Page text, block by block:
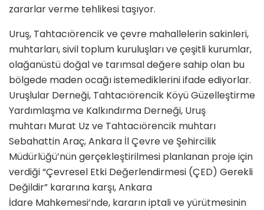
zararlar verme tehlikesi taşıyor.
Uruş, Tahtacıörencik ve çevre mahallelerin sakinleri,
muhtarları, sivil toplum kuruluşları ve çeşitli kurumlar,
olağanüstü doğal ve tarımsal değere sahip olan bu
bölgede maden ocağı istemediklerini ifade ediyorlar.
Uruşlular Derneği, Tahtacıörencik Köyü Güzelleştirme
Yardımlaşma ve Kalkındırma Derneği, Uruş
muhtarı Murat Uz ve Tahtacıörencik muhtarı
Sebahattin Araç, Ankara İl Çevre ve Şehircilik
Müdürlüğü’nün gerçekleştirilmesi planlanan proje için
verdiği “Çevresel Etki Değerlendirmesi (ÇED) Gerekli
Değildir” kararına karşı, Ankara
İdare Mahkemesi’nde, kararın iptali ve yürütmesinin